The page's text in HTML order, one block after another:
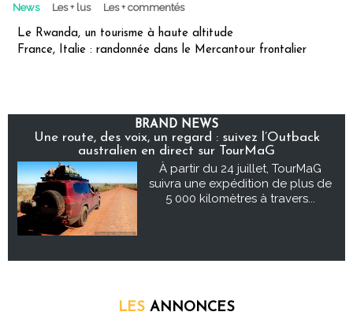
News Les + lus Les + commentés
Le Rwanda, un tourisme à haute altitude
France, Italie : randonnée dans le Mercantour frontalier
BRAND NEWS
Une route, des voix, un regard : suivez l’Outback
australien en direct sur TourMaG
À partir du 24 juillet, TourMaG
suivra une expédition de plus de
5 000 kilomètres à travers...
LES ANNONCES